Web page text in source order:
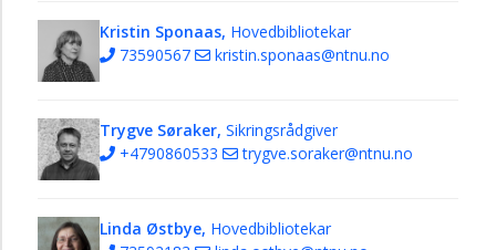
Kristin Sponaas, Hovedbibliotekar
73590567
kristin.sponaas@ntnu.no
Trygve Søraker, Sikringsrådgiver
+4790860533
trygve.soraker@ntnu.no
Linda Østbye, Hovedbibliotekar